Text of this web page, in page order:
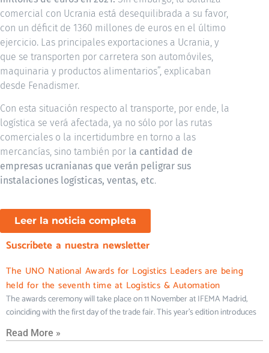
comercial con Ucrania está desequilibrada a su favor,
con un déficit de 1360 millones de euros en el último
ejercicio. Las principales exportaciones a Ucrania, y
que se transporten por carretera son automóviles,
maquinaria y productos alimentarios”, explicaban
desde Fenadismer.
Con esta situación respecto al transporte, por ende, la
logística se verá afectada, ya no sólo por las rutas
comerciales o la incertidumbre en torno a las
mercancías, sino también por la cantidad de
empresas ucranianas que verán peligrar sus
instalaciones logísticas, ventas, etc.
Leer la noticia completa
Suscríbete a nuestra newsletter
The UNO National Awards for Logistics Leaders are being
held for the seventh time at Logistics & Automation
The awards ceremony will take place on 11 November at IFEMA Madrid,
coinciding with the first day of the trade fair. This year’s edition introduces
Read More »